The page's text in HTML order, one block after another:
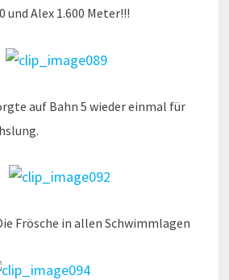
und Alex 1.600 Meter!!!
Bahn 5 wieder einmal für
in allen Schwimmlagen